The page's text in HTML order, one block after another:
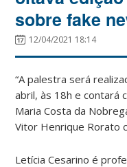
sobre fake
12/04/2021 18:14
“A palestra será
abril, às 18h e contará
Maria Costa da
Vitor Henrique Rorato
Letícia Cesarino é